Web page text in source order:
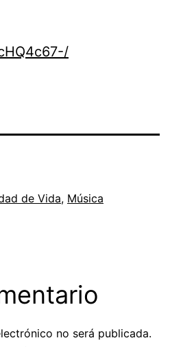
de Vida, Música
no será publicada.